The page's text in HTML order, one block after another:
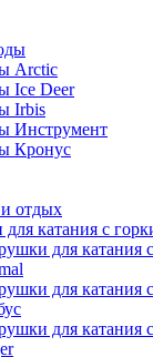
Arctic
Ice Deer
Irbis
Инструмент
Кронус
отдых
катания с
для катания
для катания
для катания